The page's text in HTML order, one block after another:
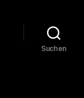
Suchen